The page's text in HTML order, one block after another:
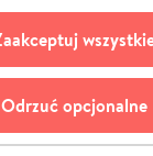
SP. Z
plików cookie
i
jej odmówić. W
na stronie
serwisu
następujących celach:
Odrzuć opcjonalne